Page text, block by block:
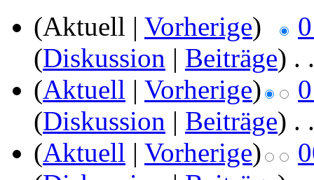
(Aktuell | Vorherige)
(Diskussion | Beiträge) . .
(Aktuell | Vorherige)
(Diskussion | Beiträge) . .
(Aktuell | Vorherige)